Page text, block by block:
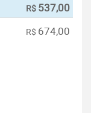
R$ 537,00
R$ 674,00